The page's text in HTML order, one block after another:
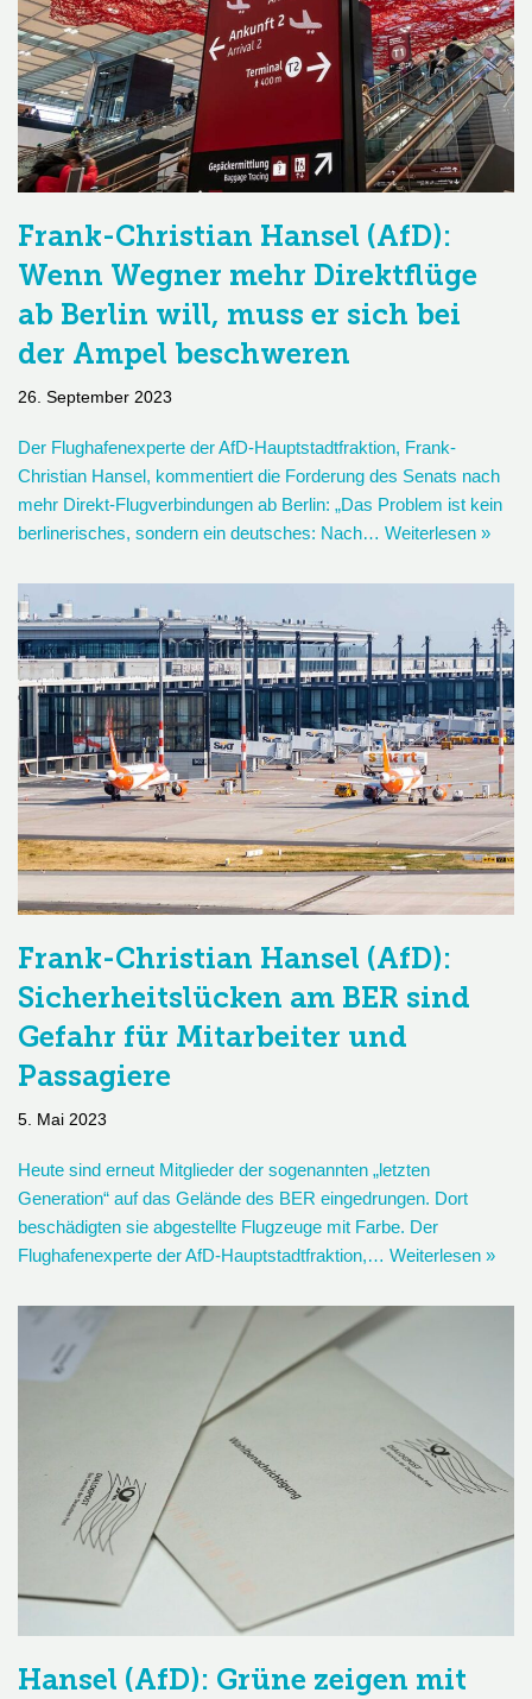
Frank-Christian Hansel (AfD):
Wenn Wegner mehr Direktflüge
ab Berlin will, muss er sich bei
der Ampel beschweren
26. September 2023
Der Flughafenexperte der AfD-Hauptstadtfraktion, Frank-
Christian Hansel, kommentiert die Forderung des Senats nach
mehr Direkt-Flugverbindungen ab Berlin: „Das Problem ist kein
berlinerisches, sondern ein deutsches: Nach… Weiterlesen »
Frank-Christian Hansel (AfD):
Sicherheitslücken am BER sind
Gefahr für Mitarbeiter und
Passagiere
5. Mai 2023
Heute sind erneut Mitglieder der sogenannten „letzten
Generation“ auf das Gelände des BER eingedrungen. Dort
beschädigten sie abgestellte Flugzeuge mit Farbe. Der
Flughafenexperte der AfD-Hauptstadtfraktion,… Weiterlesen »
Hansel (AfD): Grüne zeigen mit